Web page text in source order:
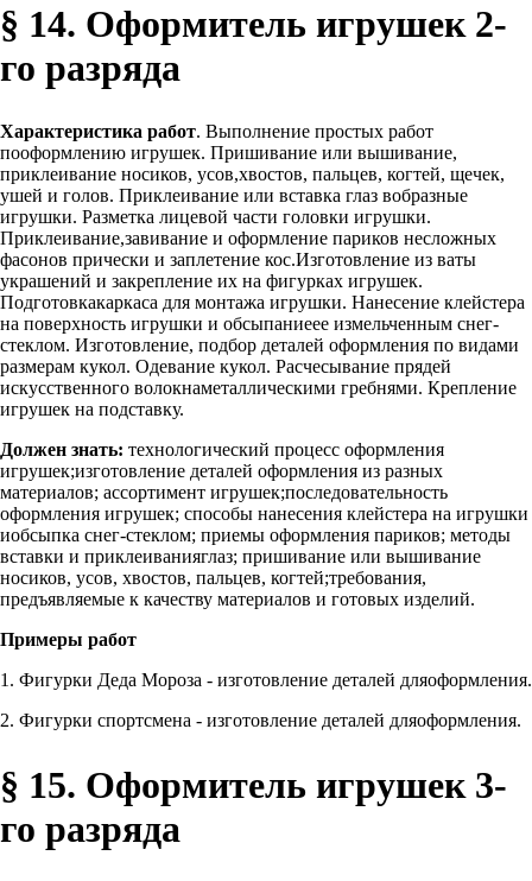
§ 14. Оформитель игрушек 2-
го разряда
Характеристика работ. Выполнение простых работ
пооформлению игрушек. Пришивание или вышивание,
приклеивание носиков, усов,хвостов, пальцев, когтей, щечек,
ушей и голов. Приклеивание или вставка глаз вобразные
игрушки. Разметка лицевой части головки игрушки.
Приклеивание,завивание и оформление париков несложных
фасонов прически и заплетение кос.Изготовление из ваты
украшений и закрепление их на фигурках игрушек.
Подготовкакаркаса для монтажа игрушки. Нанесение клейстера
на поверхность игрушки и обсыпаниеее измельченным снег-
стеклом. Изготовление, подбор деталей оформления по видами
размерам кукол. Одевание кукол. Расчесывание прядей
искусственного волокнаметаллическими гребнями. Крепление
игрушек на подставку.
Должен знать: технологический процесс оформления
игрушек;изготовление деталей оформления из разных
материалов; ассортимент игрушек;последовательность
оформления игрушек; способы нанесения клейстера на игрушки
иобсыпка снег-стеклом; приемы оформления париков; методы
вставки и приклеиванияглаз; пришивание или вышивание
носиков, усов, хвостов, пальцев, когтей;требования,
предъявляемые к качеству материалов и готовых изделий.
Примеры работ
1. Фигурки Деда Мороза - изготовление деталей дляоформления.
2. Фигурки спортсмена - изготовление деталей дляоформления.
§ 15. Оформитель игрушек 3-
го разряда